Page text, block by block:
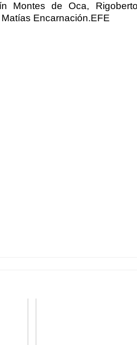
Montes de Oca,
Encarnación.EFE